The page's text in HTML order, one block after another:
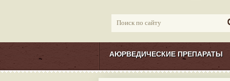
АЮРВЕДИЧЕСКИЕ ПРЕПАРАТЫ